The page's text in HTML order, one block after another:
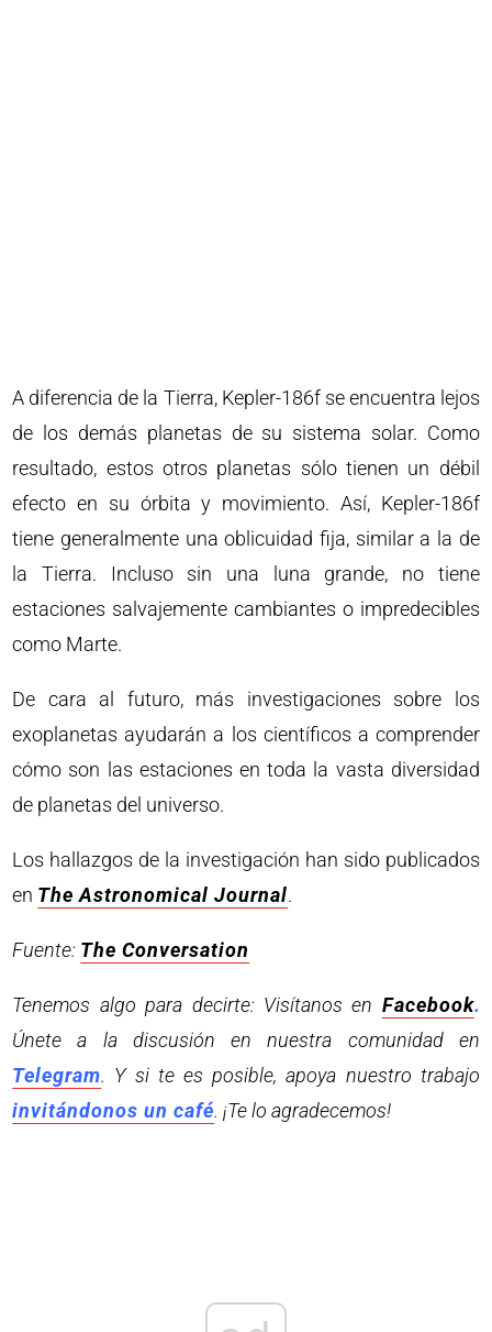
A diferencia de la Tierra, Kepler-186f se encuentra lejos
de los demás planetas de su sistema solar. Como
resultado, estos otros planetas sólo tienen un débil
efecto en su órbita y movimiento. Así, Kepler-186f
tiene generalmente una oblicuidad fija, similar a la de
la Tierra. Incluso sin una luna grande, no tiene
estaciones salvajemente cambiantes o impredecibles
como Marte.
De cara al futuro, más investigaciones sobre los
exoplanetas ayudarán a los científicos a comprender
cómo son las estaciones en toda la vasta diversidad
de planetas del universo.
Los hallazgos de la investigación han sido publicados
en The Astronomical Journal.
Fuente: The Conversation
Tenemos algo para decirte: Visítanos en Facebook.
Únete a la discusión en nuestra comunidad en
Telegram. Y si te es posible, apoya nuestro trabajo
invitándonos un café. ¡Te lo agradecemos!